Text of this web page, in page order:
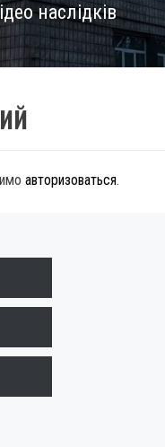
наслідків
авторизоваться.